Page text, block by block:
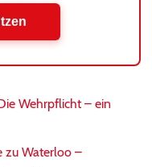
Wehrpflicht – ein
zu Waterloo –